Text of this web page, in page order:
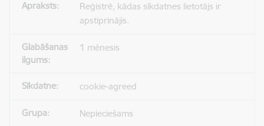
Reģistrē, kādas sīkdatnes lietotājs ir
apstiprinājis.
1 mēnesis
cookie-agreed
Nepieciešams